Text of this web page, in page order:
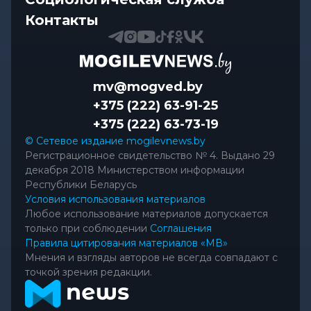
Контакты
mv@mogved.by
+375 (222) 63-91-25
+375 (222) 63-73-19
© Сетевое издание mogilevnews.by
Регистрационное свидетельство № 4. Выдано 29
декабря 2018 Министерством информации
Республики Беларусь
Условия использования материалов
Любое использование материалов допускается
только при соблюдении Соглашения
Правила цитирования материалов «МВ»
Мнения и взгляды авторов не всегда совпадают с
точкой зрения редакции.